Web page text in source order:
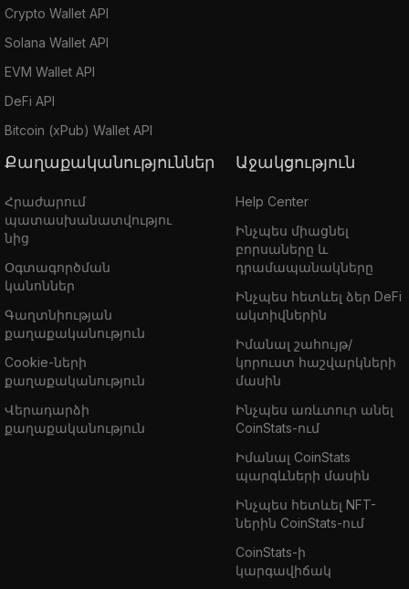
Crypto Wallet API
Solana Wallet API
EVM Wallet API
DeFi API
Bitcoin (xPub) Wallet API
Քաղաքականություններ
Հրաժարում
պատասխանատվությու
նից
Օգտագործման
կանոններ
Գաղտնիության
քաղաքականություն
Cookie-ների
քաղաքականություն
Վերադարձի
քաղաքականություն
Աջակցություն
Help Center
Ինչպես միացնել
բորսաները և
դրամապանակները
Ինչպես հետևել ձեր DeFi
ակտիվներին
Իմանալ շահույթ/
կորուստ հաշվարկների
մասին
Ինչպես առևտուր անել
CoinStats-ում
Իմանալ CoinStats
պարգևների մասին
Ինչպես հետևել NFT-
ներին CoinStats-ում
CoinStats-ի
կարգավիճակ